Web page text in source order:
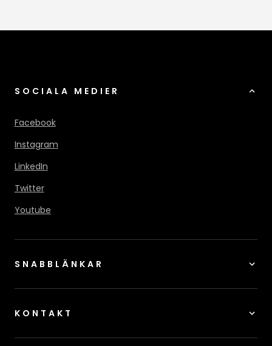
SOCIALA MEDIER
Facebook
Instagram
LinkedIn
Twitter
Youtube
SNABBLÄNKAR
KONTAKT